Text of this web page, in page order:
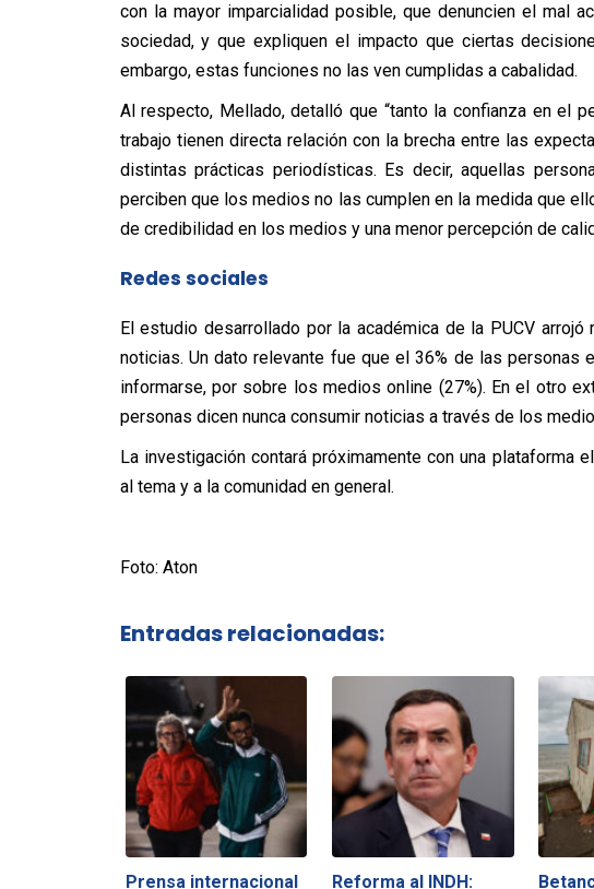
con la mayor imparcialidad posible, que denuncien el mal
sociedad, y que expliquen el impacto que ciertas
embargo, estas funciones no las ven cumplidas a cabalidad.
Al respecto, Mellado, detalló que “tanto la confianza en el
trabajo tienen directa relación con la brecha entre las
distintas prácticas periodísticas. Es decir, aquellas
perciben que los medios no las cumplen en la medida que
de credibilidad en los medios y una menor percepción de
Redes sociales
El estudio desarrollado por la académica de la PUCV
noticias. Un dato relevante fue que el 36% de las personas
informarse, por sobre los medios online (27%). En el otro
personas dicen nunca consumir noticias a través de los
La investigación contará próximamente con una plataforma
al tema y a la comunidad en general.
Foto: Aton
Entradas relacionadas:
Prensa internacional
Reforma al INDH: